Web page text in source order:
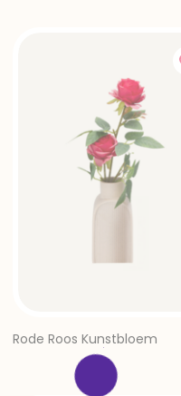
Rode Roos Kunstbloem